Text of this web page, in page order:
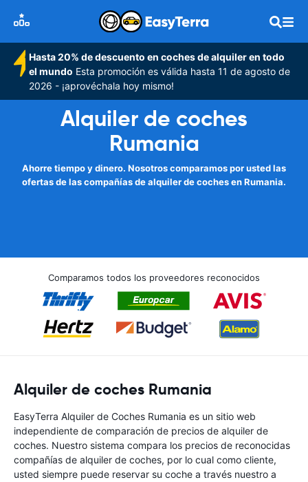
Hasta 20% de descuento en coches de alquiler en todo
el mundo Esta promoción es válida hasta 11 de agosto de
2026 - ¡aprovéchala hoy mismo!
Alquiler de coches
Rumania
Ahorre tiempo y dinero. Nosotros comparamos por usted las
ofertas de las compañías de alquiler de coches en Rumania.
Comparamos todos los proveedores reconocidos
Alquiler de coches Rumania
EasyTerra Alquiler de Coches Rumania es un sitio web
independiente de comparación de precios de alquiler de
coches. Nuestro sistema compara los precios de reconocidas
compañías de alquiler de coches, por lo cual como cliente,
usted siempre puede reservar su coche a través nuestro a